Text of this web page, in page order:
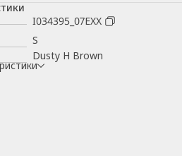
I034395_07EXX
S
Dusty H Brown